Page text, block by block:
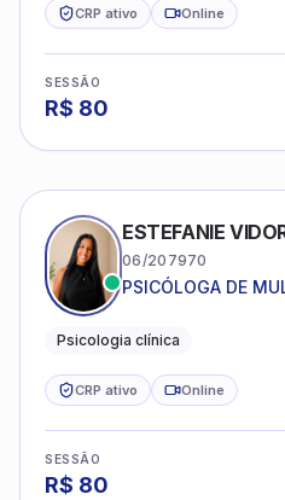
CRP ativo Online
SESSÃO
R$ 80
ESTEFANIE
06/207970
PSICÓLOGA DE
dentro da sua
Psicologia clínica
CRP ativo Online
SESSÃO
R$ 80